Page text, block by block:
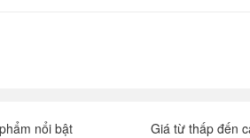
nổi bật Giá từ thấp đến